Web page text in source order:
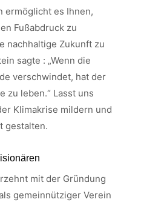
ermöglicht es Ihnen,
Fußabdruck zu
nachhaltige Zukunft zu
sagte : „Wenn die
verschwindet, hat der
zu leben.“ Lasst uns
Klimakrise mildern und
gestalten.
mit der Gründung
als gemeinnütziger Verein